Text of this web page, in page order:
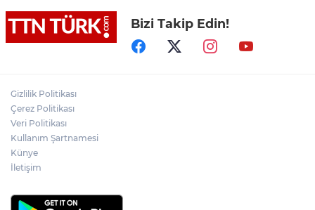
Suikast timinin son firarisinin kaçışı bitti,
yargı başladı
Bizi Takip Edin!
Gizlilik Politikası
Çerez Politikası
Veri Politikası
Kullanım Şartnamesi
Künye
İletişim